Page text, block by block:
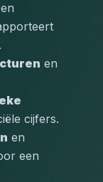
en
cijfers.
en
een